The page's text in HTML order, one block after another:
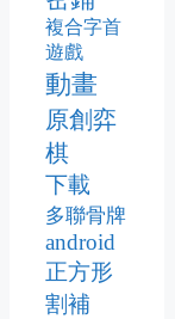
複合字首
遊戲
動畫
原創弈
棋
下載
多聯骨牌
android
正方形
割補